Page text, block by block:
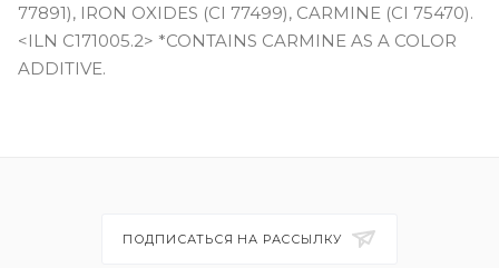
77891), IRON OXIDES (CI 77499), CARMINE (CI 75470).
<ILN C171005.2> *CONTAINS CARMINE AS A COLOR
ADDITIVE.
ПОДПИСАТЬСЯ НА РАССЫЛКУ